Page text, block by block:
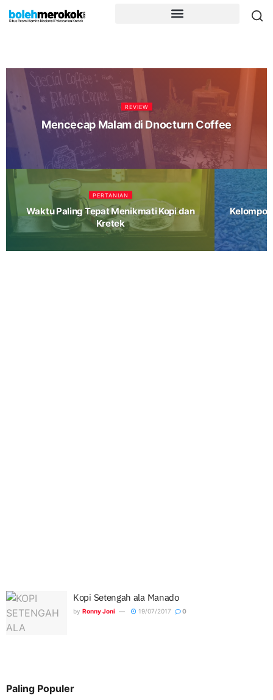
REVIEW
Mencecap Malam di Dnocturn Coffee
PERTANIAN
Waktu Paling Tepat Menikmati Kopi dan
Kretek
Kopi Setengah ala Manado
by Ronny Joni 19/07/2017 0
Paling Populer